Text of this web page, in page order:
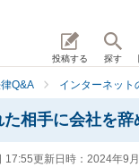
投稿する 探す
Q&A インターネット
相手に会社を辞
17:55更新日時： 2024年9